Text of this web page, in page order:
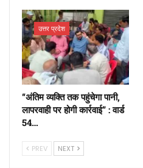
उत्तर प्रदेश
“अंतिम व्यक्ति तक पहुंचेगा पानी,
लापरवाही पर होगी कार्रवाई” : वार्ड
54…
PREV NEXT